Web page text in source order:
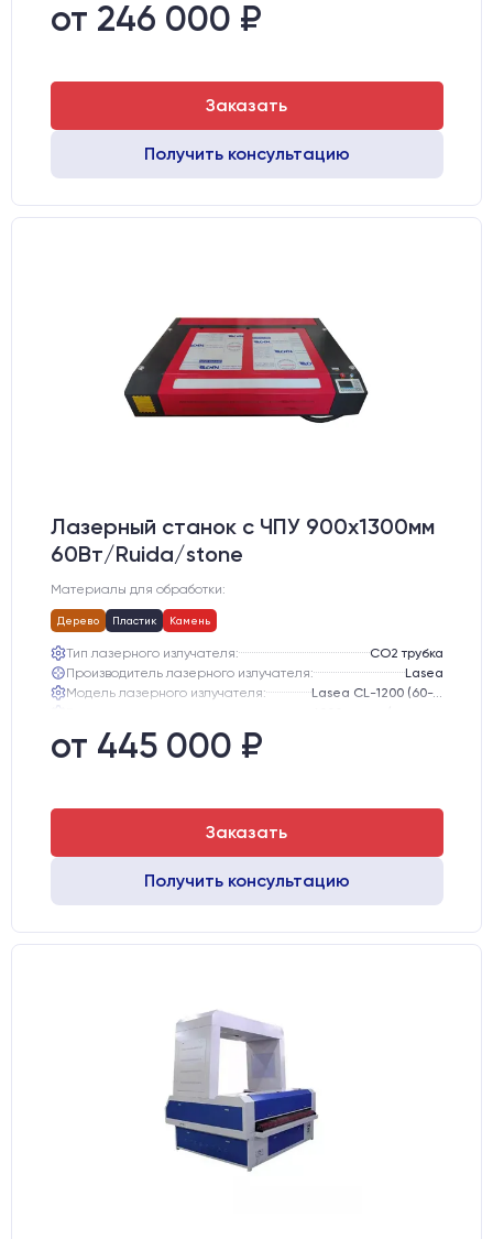
Направляющие оси Y:
Направляющие оси Х:
от 246 000 ₽
Заказать
Получить консультацию
Лазерный станок c ЧПУ 900х1300мм
60Вт/Ruida/stone
Материалы для обработки:
Дерево Пластик Камень
Тип лазерного излучателя:
СО2 трубка
Производитель лазерного излучателя:
Lasea
Модель лазерного излучателя:
Lasea CL-1200 (60-75 Вт)
Размер станка, мм:
от 445 000 ₽
Заказать
Получить консультацию